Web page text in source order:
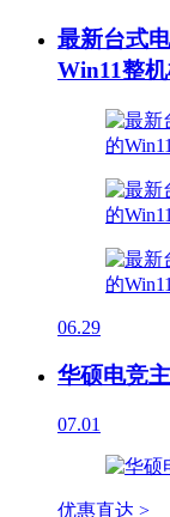
最新台式
Win11整
06.29
华硕电竞
07.01
优惠直达 >